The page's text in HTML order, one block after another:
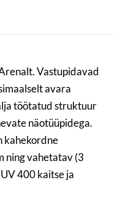
Vastupidavad
avara
töötatud struktuur
näotüüpidega.
kahekordne
ning vahetatav (3
400 kaitse ja